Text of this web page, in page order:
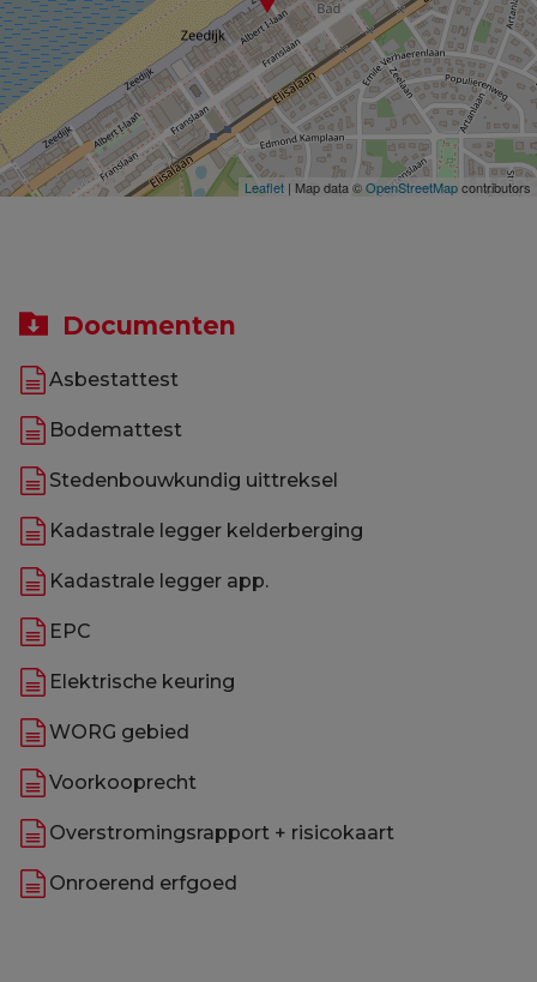
Leaflet | Map data ©OpenStreetMapcontributors
Documenten
Asbestattest
Bodemattest
Stedenbouwkundig uittreksel
Kadastrale legger kelderberging
Kadastrale legger app.
EPC
Elektrische keuring
WORG gebied
Voorkooprecht
Overstromingsrapport + risicokaart
Onroerend erfgoed